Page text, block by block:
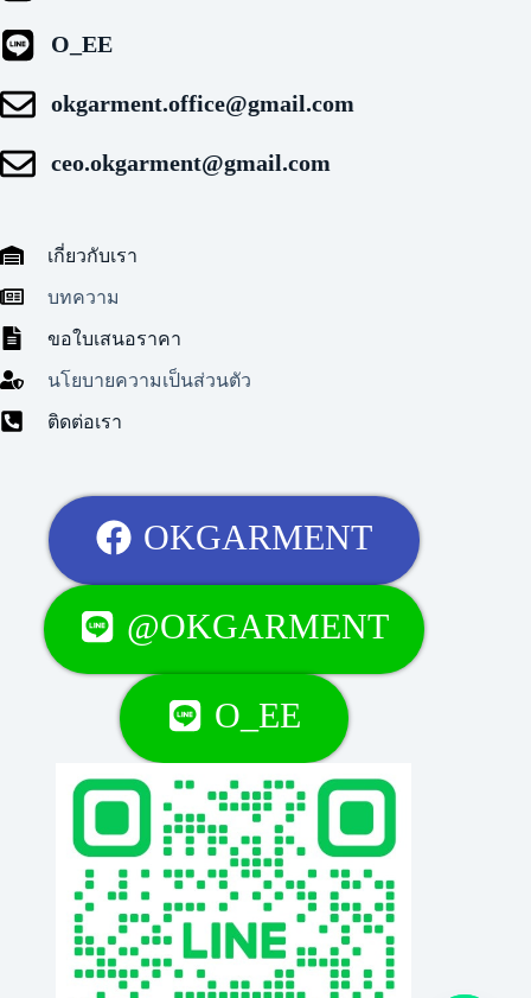
O_EE
okgarment.office@gmail.com
ceo.okgarment@gmail.com
เกี่ยวกับเรา
บทความ
ขอใบเสนอราคา
นโยบายความเป็นส่วนตัว
ติดต่อเรา
OKGARMENT
@OKGARMENT
O_EE